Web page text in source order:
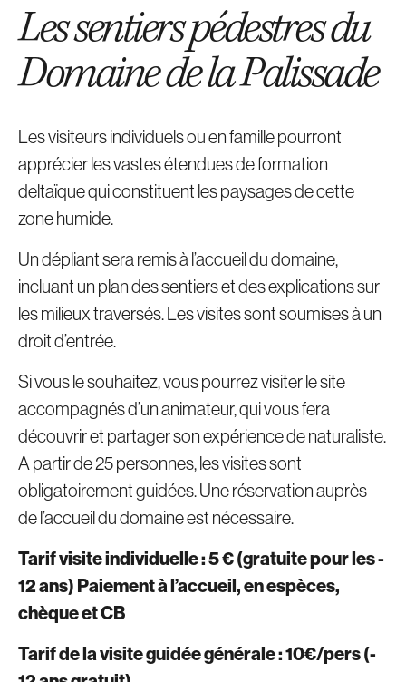
Les sentiers pédestres du
Domaine de la Palissade
Les visiteurs individuels ou en famille pourront
apprécier les vastes étendues de formation
deltaïque qui constituent les paysages de cette
zone humide.
Un dépliant sera remis à l’accueil du domaine,
incluant un plan des sentiers et des explications sur
les milieux traversés. Les visites sont soumises à un
droit d’entrée.
Si vous le souhaitez, vous pourrez visiter le site
accompagnés d’un animateur, qui vous fera
découvrir et partager son expérience de naturaliste.
A partir de 25 personnes, les visites sont
obligatoirement guidées. Une réservation auprès
de l’accueil du domaine est nécessaire.
Tarif visite individuelle : 5 € (gratuite pour les -
12 ans) Paiement à l’accueil, en espèces,
chèque et CB
Tarif de la visite guidée générale : 10€/pers (-